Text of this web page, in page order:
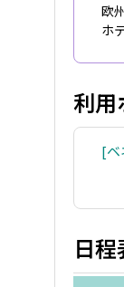
欧
ホ
利用
日程